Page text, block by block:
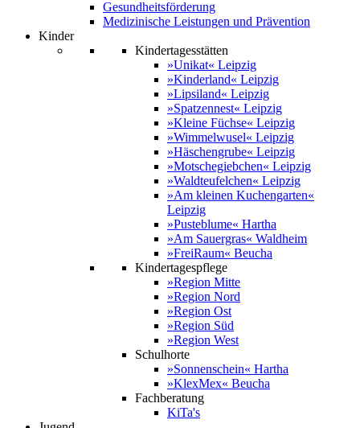
Gesundheitsförderung
Medizinische Leistungen und Prävention
Kinder
Kindertagesstätten
»Unikat« Leipzig
»Kinderland« Leipzig
»Lipsiland« Leipzig
»Spatzennest« Leipzig
»Kleine Füchse« Leipzig
»Wimmelwusel« Leipzig
»Häschengrube« Leipzig
»Motschegiebchen« Leipzig
»Waldteufelchen« Leipzig
»Am kleinen Kuchengarten«
Leipzig
»Pusteblume« Hartha
»Am Sauergras« Waldheim
»FreiRaum« Beucha
Kindertagespflege
»Region Mitte
»Region Nord
»Region Ost
»Region Süd
»Region West
Schulhorte
»Sonnenschein« Hartha
»KlexMex« Beucha
Fachberatung
KiTa's